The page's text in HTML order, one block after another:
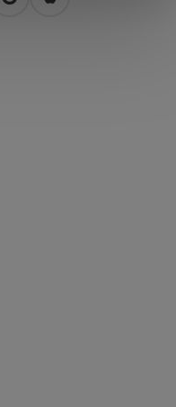
Openen in Google Maps
Openen in Apple